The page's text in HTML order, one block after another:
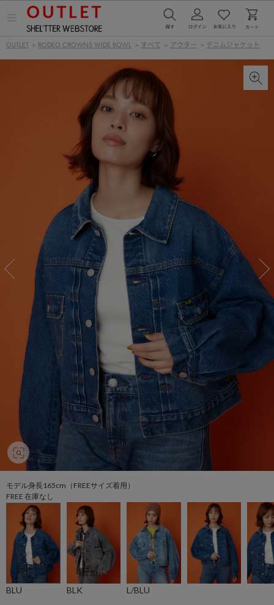
ー
を
OUTLET > RODEO CROWNS WIDE BOWL > すべて > アウター > デニムジャケット
モデル身長165cm（FREEサイズ着用）
FREE 在庫なし
BLU BLK L/BLU